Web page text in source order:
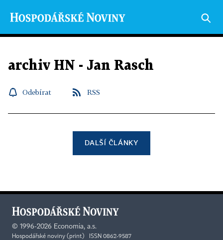
archiv HN - Jan Rasch
Odebírat RSS
DALŠÍ ČLÁNKY
© 1996-2026 Economia, a.s.
Hospodářské noviny (print) ISSN 0862-9587